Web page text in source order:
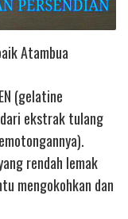
Atambua
(gelatine
ekstrak tulang
rendah lemak
mengokohkan dan